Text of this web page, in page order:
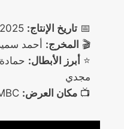
📅 تاريخ الإنتاج:
🎬 المخرج: أحمد
⭐ أبرز الأبطال:
مجدي
📺 مكان العرض: